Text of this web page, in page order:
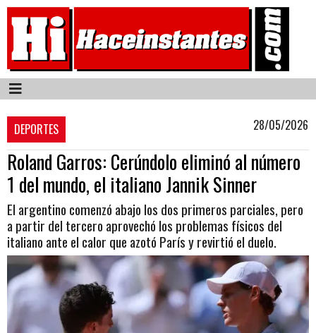
DEPORTES 28/05/2026
Roland Garros: Cerúndolo eliminó al número
1 del mundo, el italiano Jannik Sinner
El argentino comenzó abajo los dos primeros parciales, pero
a partir del tercero aprovechó los problemas físicos del
italiano ante el calor que azotó París y revirtió el duelo.